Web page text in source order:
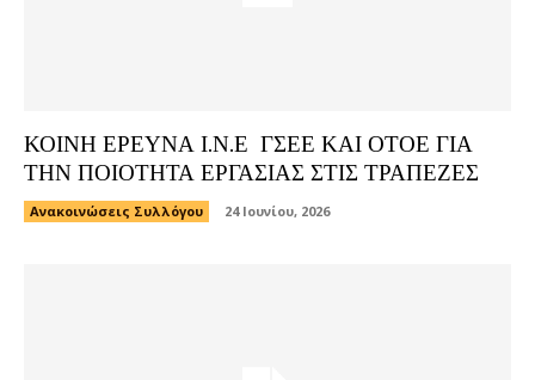
ΚΟΙΝΗ ΕΡΕΥΝΑ Ι.Ν.Ε ΓΣΕΕ ΚΑΙ ΟΤΟΕ ΓΙΑ
ΤΗΝ ΠΟΙΟΤΗΤΑ ΕΡΓΑΣΙΑΣ ΣΤΙΣ ΤΡΑΠΕΖΕΣ
Ανακοινώσεις Συλλόγου 24 Ιουνίου, 2026